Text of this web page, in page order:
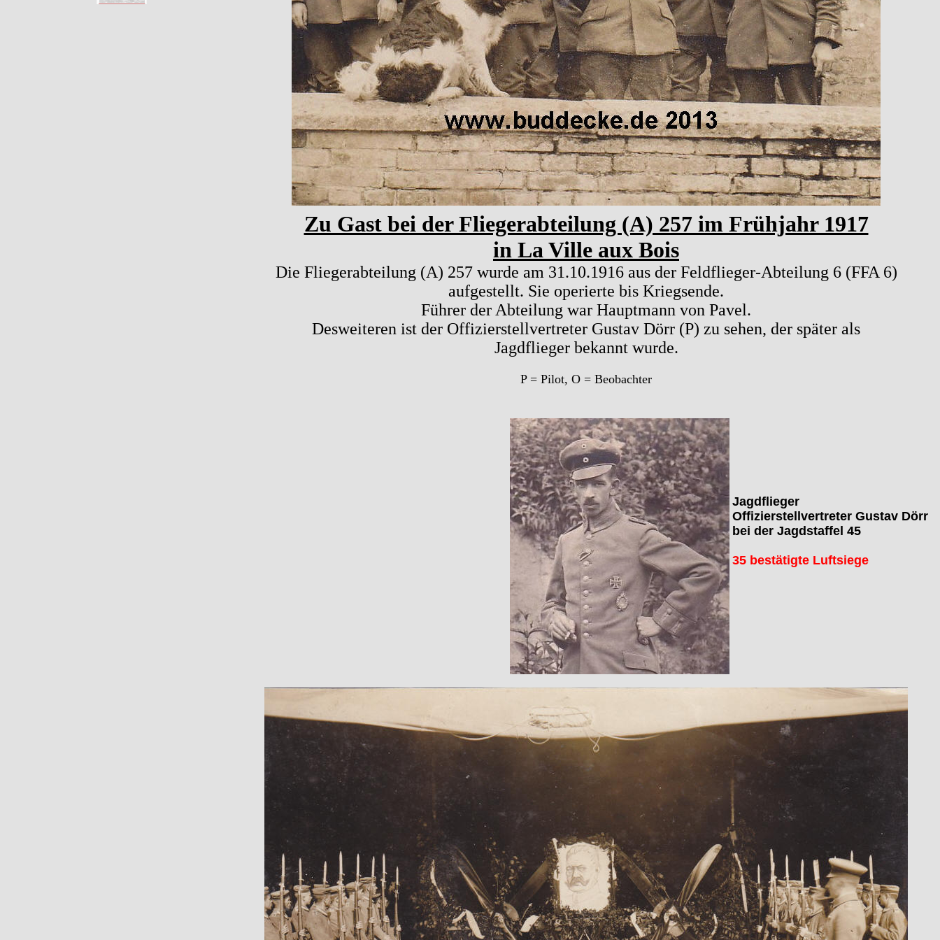
Zu Gast bei der Fliegerabteilung (A) 257 im Frühjahr 1917
in La Ville aux Bois
Die Fliegerabteilung (A) 257 wurde am 31.10.1916 aus der Feldflieger-Abteilung 6 (FFA 6)
aufgestellt. Sie operierte bis Kriegsende.
Führer der Abteilung war Hauptmann von Pavel.
Desweiteren ist der Offizierstellvertreter Gustav Dörr (P) zu sehen, der später als
Jagdflieger bekannt wurde.
P = Pilot, O = Beobachter
Jagdflieger
Offizierstellvertreter Gustav Dörr
bei der Jagdstaffel 45
35 bestätigte Luftsiege